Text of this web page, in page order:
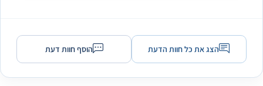
הצג את כל חוות הדעת הוסף חוות דעת